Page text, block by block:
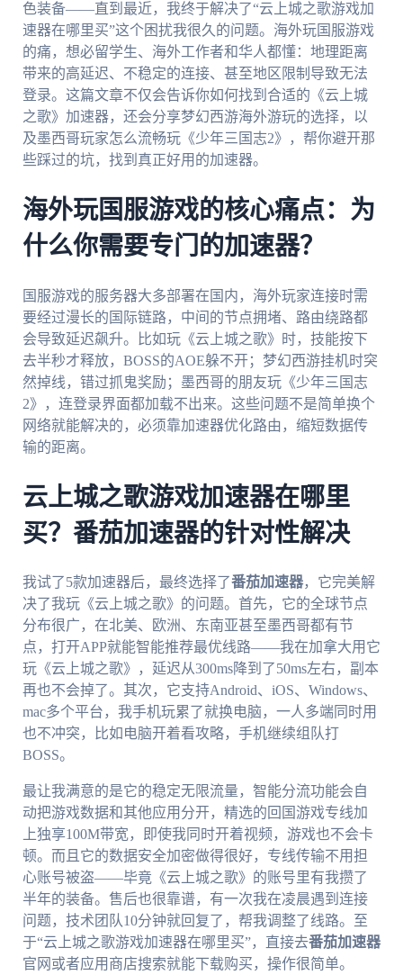
色装备——直到最近，我终于解决了“云上城之歌游戏加
速器在哪里买”这个困扰我很久的问题。海外玩国服游戏
的痛，想必留学生、海外工作者和华人都懂：地理距离
带来的高延迟、不稳定的连接、甚至地区限制导致无法
登录。这篇文章不仅会告诉你如何找到合适的《云上城
之歌》加速器，还会分享梦幻西游海外游玩的选择，以
及墨西哥玩家怎么流畅玩《少年三国志2》，帮你避开那
些踩过的坑，找到真正好用的加速器。
海外玩国服游戏的核心痛点：为
什么你需要专门的加速器？
国服游戏的服务器大多部署在国内，海外玩家连接时需
要经过漫长的国际链路，中间的节点拥堵、路由绕路都
会导致延迟飙升。比如玩《云上城之歌》时，技能按下
去半秒才释放，BOSS的AOE躲不开；梦幻西游挂机时突
然掉线，错过抓鬼奖励；墨西哥的朋友玩《少年三国志
2》，连登录界面都加载不出来。这些问题不是简单换个
网络就能解决的，必须靠加速器优化路由，缩短数据传
输的距离。
云上城之歌游戏加速器在哪里
买？番茄加速器的针对性解决
我试了5款加速器后，最终选择了番茄加速器，它完美解
决了我玩《云上城之歌》的问题。首先，它的全球节点
分布很广，在北美、欧洲、东南亚甚至墨西哥都有节
点，打开APP就能智能推荐最优线路——我在加拿大用它
玩《云上城之歌》，延迟从300ms降到了50ms左右，副本
再也不会掉了。其次，它支持Android、iOS、Windows、
mac多个平台，我手机玩累了就换电脑，一人多端同时用
也不冲突，比如电脑开着看攻略，手机继续组队打
BOSS。
最让我满意的是它的稳定无限流量，智能分流功能会自
动把游戏数据和其他应用分开，精选的回国游戏专线加
上独享100M带宽，即使我同时开着视频，游戏也不会卡
顿。而且它的数据安全加密做得很好，专线传输不用担
心账号被盗——毕竟《云上城之歌》的账号里有我攒了
半年的装备。售后也很靠谱，有一次我在凌晨遇到连接
问题，技术团队10分钟就回复了，帮我调整了线路。至
于“云上城之歌游戏加速器在哪里买”，直接去番茄加速器
官网或者应用商店搜索就能下载购买，操作很简单。